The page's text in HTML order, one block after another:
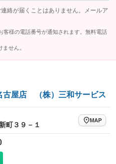
絡が届くことはありません。メールア
様の電話番号が通知されます。無料電話
せん。
古屋店 （株）三和サービス
町３９－１
MAP